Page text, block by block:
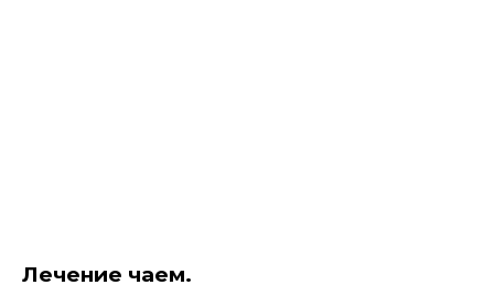
Лечение чаем.